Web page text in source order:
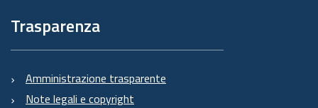
Trasparenza
Amministrazione trasparente
Note legali e copyright